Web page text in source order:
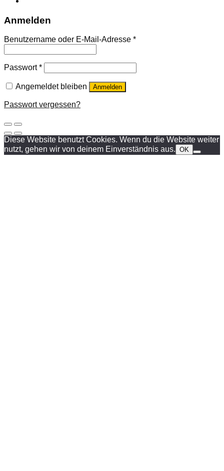
Anmelden
Benutzername oder E-Mail-Adresse *
Passwort*
Angemeldet bleiben Anmelden
Passwort vergessen?
Diese Website benutzt Cookies. Wenn du die Website weiter
nutzt, gehen wir von deinem Einverständnis aus. OK